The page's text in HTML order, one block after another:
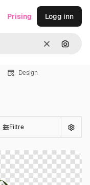
Slett Søk
Prising Logg inn
Design
Filtre